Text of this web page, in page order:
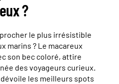
?
le plus irrésistible
marins ? Le macareux
son bec coloré, attire
des voyageurs curieux.
les meilleurs spots